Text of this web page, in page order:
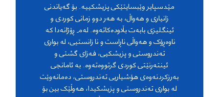
مێدسپایر وێبسایتێکی پزیشکییە. بۆ گەیاندنی
زانیاری و هەواڵ، بە هەر دوو زمانی کوردی و
ئینگلیزی بابەت بڵاودەکاتەوە. لەم ڕۆژانەدا کە
ناوەڕۆک و هەواڵی ناڕاست و نا زانستیی، لە بواری
تەندروستی و پزیشکیی، فەزای گشتی و
ئینتەرنێتی کوردی گرتووەتەوە. بە ئامانجی
بەرزکردنەوەی هۆشیاریی تەندروستی، دەمانەوێت
لە بواری تەندروستی و پزیشکیدا، هەوڵێک بین بۆ